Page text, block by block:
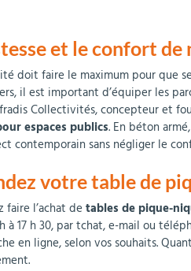
et le confort
doit faire le maximum pour que
il est important d’équiper les
Collectivités, concepteur et
espaces publics. En béton
contemporain sans négliger le
votre table de
faire l’achat de tables de pique-
à 17 h 30, par tchat, e-mail ou
en ligne, selon vos souhaits.